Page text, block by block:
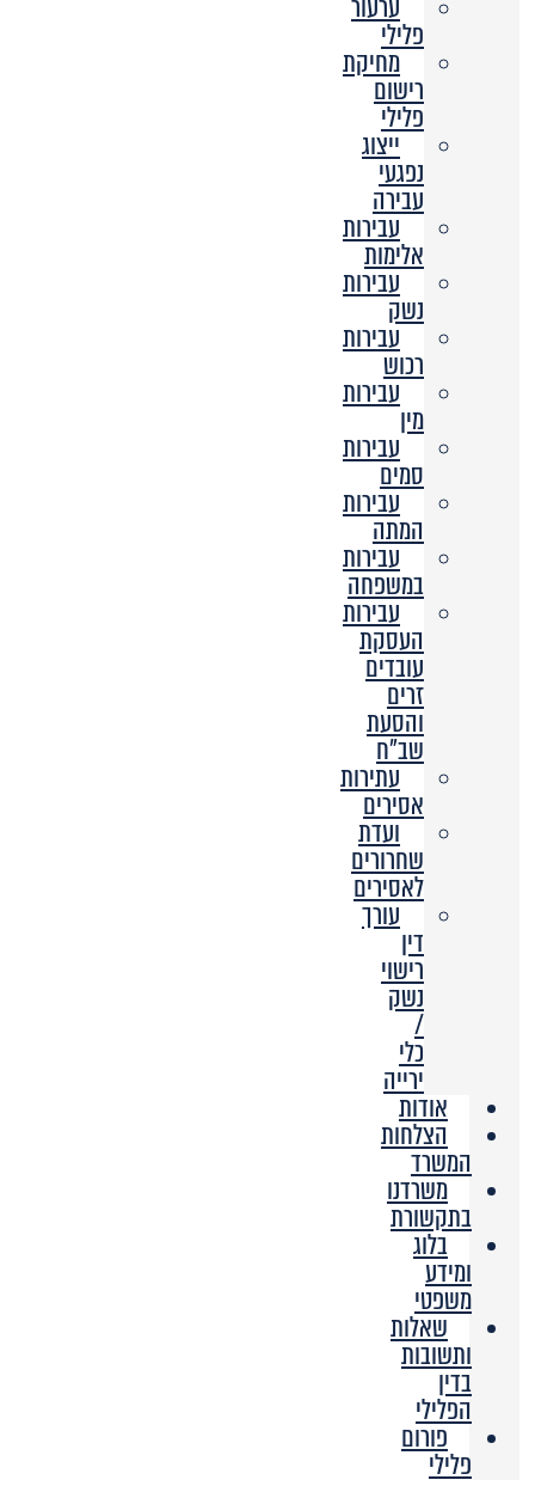
פלילי
מחיקת
רישום
פלילי
ייצוג
נפגעי
עבירה
עבירות
אלימות
עבירות
נשק
עבירות
רכוש
עבירות
מין
עבירות
סמים
עבירות
המתה
עבירות
במשפחה
עבירות
העסקת
עובדים
זרים
והסעת
שב”ח
עתירות
אסירים
ועדת
שחרורים
לאסירים
עורך
דין
רישוי
נשק
/
כלי
ירייה
אודות
הצלחות
המשרד
משרדנו
בתקשורת
בלוג
ומידע
משפטי
שאלות
ותשובות
בדין
הפלילי
פורום
פלילי